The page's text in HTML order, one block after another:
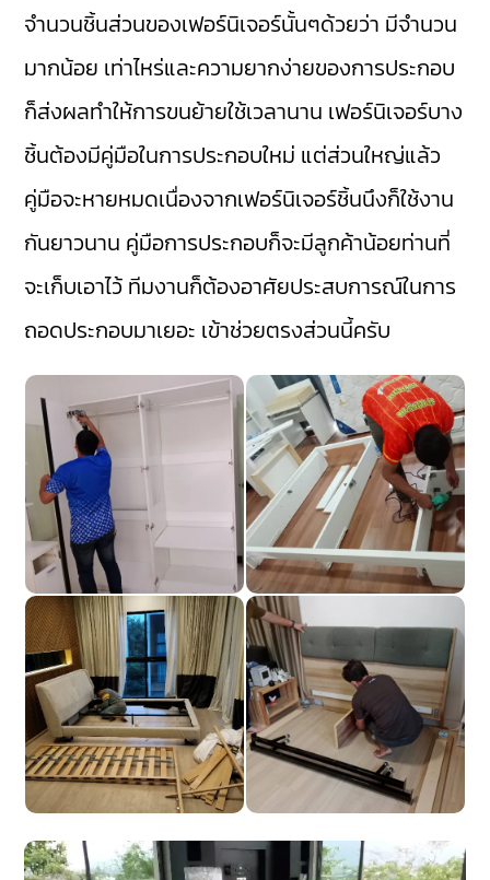
จำนวนชิ้นส่วนของเฟอร์นิเจอร์นั้นๆด้วยว่า มีจำนวน
มากน้อย เท่าไหร่และความยากง่ายของการประกอบ
ก็ส่งผลทำให้การขนย้ายใช้เวลานาน เฟอร์นิเจอร์บาง
ชิ้นต้องมีคู่มือในการประกอบใหม่ แต่ส่วนใหญ่แล้ว
คู่มือจะหายหมดเนื่องจากเฟอร์นิเจอร์ชิ้นนึงก็ใช้งาน
กันยาวนาน คู่มือการประกอบก็จะมีลูกค้าน้อยท่านที่
จะเก็บเอาไว้ ทีมงานก็ต้องอาศัยประสบการณ์ในการ
ถอดประกอบมาเยอะ เข้าช่วยตรงส่วนนี้ครับ